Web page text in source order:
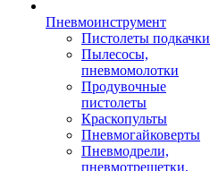
Пневмоинструмент
Пистолеты подкачки
Пылесосы,
пневмомолотки
Продувочные
пистолеты
Краскопульты
Пневмогайковерты
Пневмодрели,
пневмотрещетки,